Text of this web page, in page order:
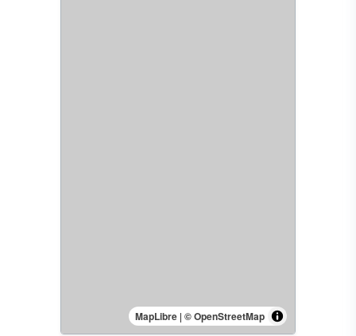
MapLibre | © OpenStreetMap